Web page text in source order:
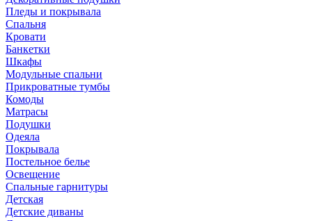
Пледы и покрывала
Спальня
Кровати
Банкетки
Шкафы
Модульные спальни
Прикроватные тумбы
Комоды
Матрасы
Подушки
Одеяла
Покрывала
Постельное белье
Освещение
Спальные гарнитуры
Детская
Детские диваны